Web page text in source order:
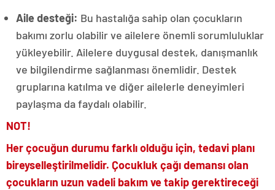
Aile desteği: Bu hastalığa sahip olan çocukların
bakımı zorlu olabilir ve ailelere önemli sorumluluklar
yükleyebilir. Ailelere duygusal destek, danışmanlık
ve bilgilendirme sağlanması önemlidir. Destek
gruplarına katılma ve diğer ailelerle deneyimleri
paylaşma da faydalı olabilir.
NOT!
​Her çocuğun durumu farklı olduğu için, tedavi planı
bireyselleştirilmelidir. Çocukluk çağı demansı olan
çocukların uzun vadeli bakım ve takip gerektireceği